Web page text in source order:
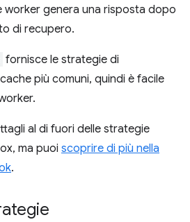
worker genera una risposta dopo
di recupero.
fornisce le strategie di
più comuni, quindi è facile
al di fuori delle strategie
ma puoi scoprire di più nella
.